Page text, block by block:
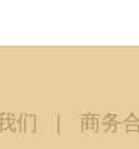
们 | 商务